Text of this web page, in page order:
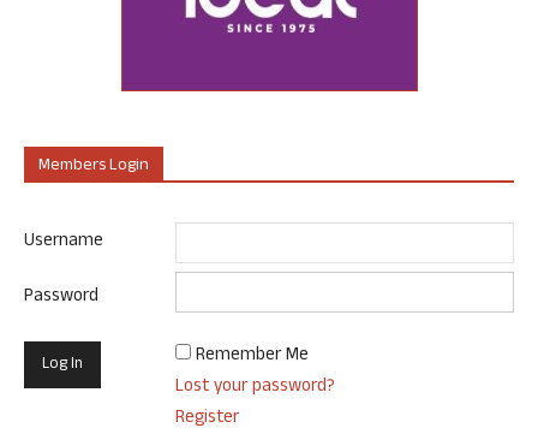
Members Login
Username
Password
Remember Me
Lost your password?
Register